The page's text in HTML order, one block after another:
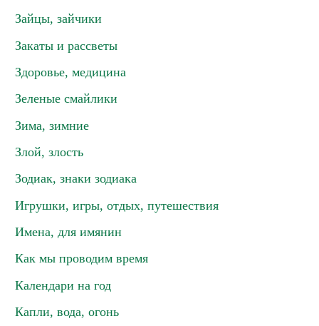
Зайцы, зайчики
Закаты и рассветы
Здоровье, медицина
Зеленые смайлики
Зима, зимние
Злой, злость
Зодиак, знаки зодиака
Игрушки, игры, отдых, путешествия
Имена, для имянин
Как мы проводим время
Календари на год
Капли, вода, огонь